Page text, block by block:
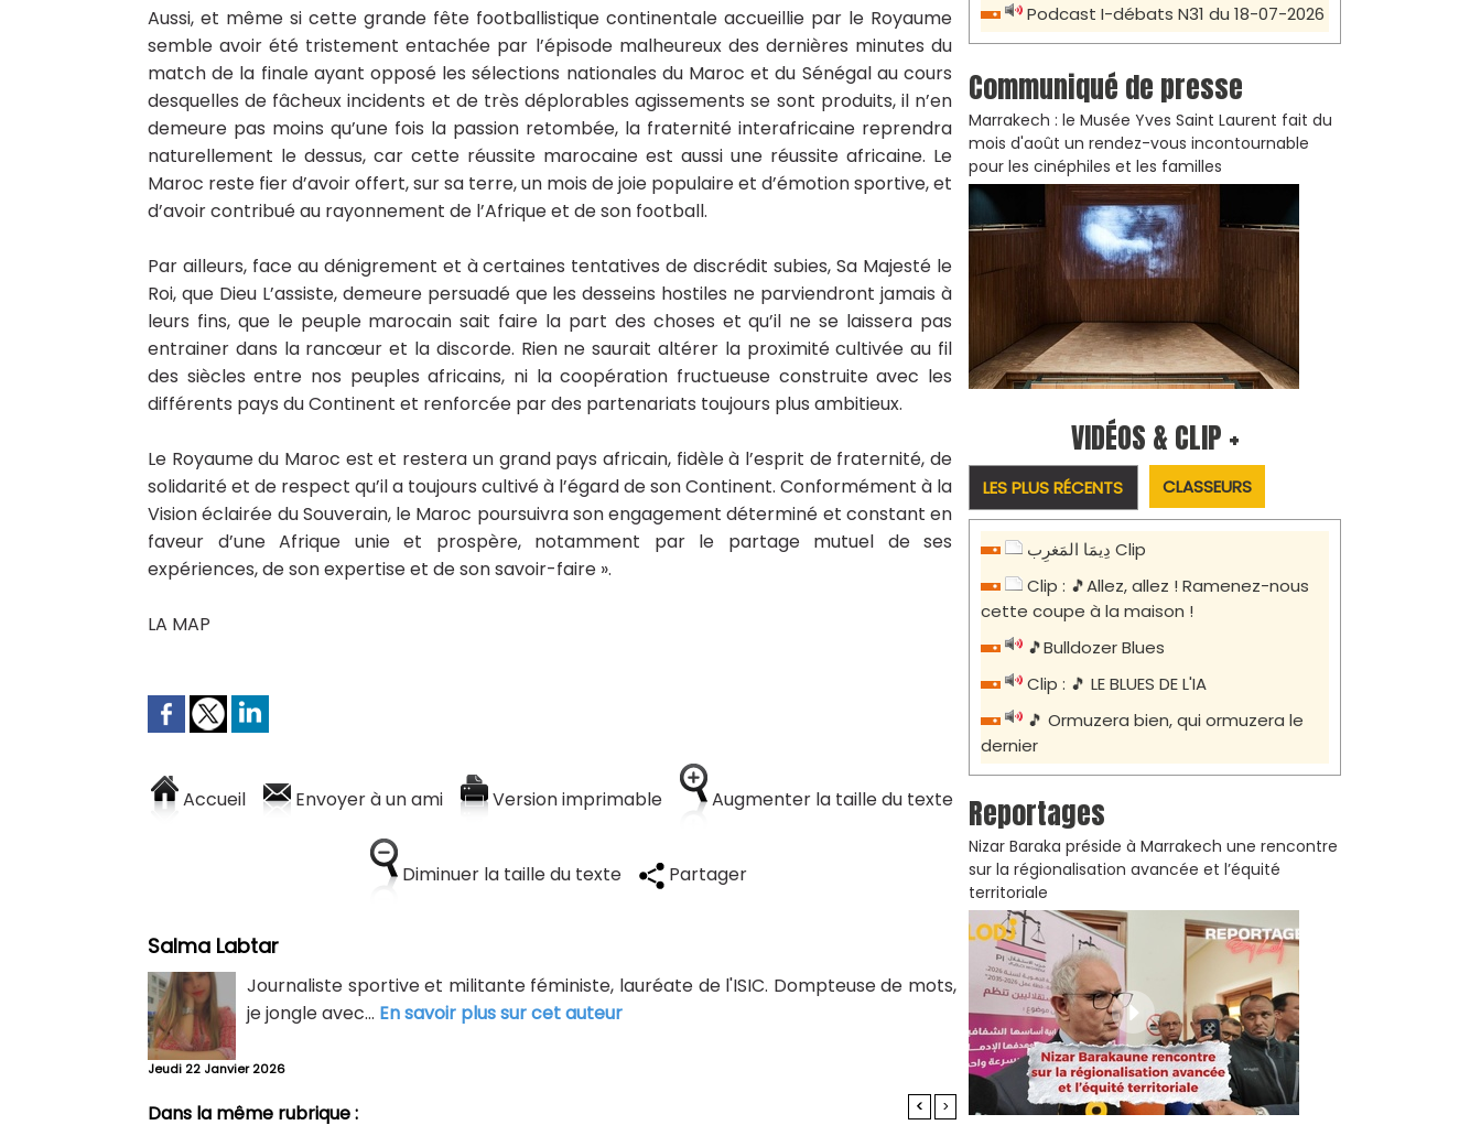
Aussi, et même si cette grande fête footballistique continentale accueillie par le Royaume
semble avoir été tristement entachée par l’épisode malheureux des dernières minutes du
match de la finale ayant opposé les sélections nationales du Maroc et du Sénégal au cours
desquelles de fâcheux incidents et de très déplorables agissements se sont produits, il n’en
demeure pas moins qu’une fois la passion retombée, la fraternité interafricaine reprendra
naturellement le dessus, car cette réussite marocaine est aussi une réussite africaine. Le
Maroc reste fier d’avoir offert, sur sa terre, un mois de joie populaire et d’émotion sportive, et
d’avoir contribué au rayonnement de l’Afrique et de son football.
Par ailleurs, face au dénigrement et à certaines tentatives de discrédit subies, Sa Majesté le
Roi, que Dieu L’assiste, demeure persuadé que les desseins hostiles ne parviendront jamais à
leurs fins, que le peuple marocain sait faire la part des choses et qu’il ne se laissera pas
entrainer dans la rancœur et la discorde. Rien ne saurait altérer la proximité cultivée au fil
des siècles entre nos peuples africains, ni la coopération fructueuse construite avec les
différents pays du Continent et renforcée par des partenariats toujours plus ambitieux.
Le Royaume du Maroc est et restera un grand pays africain, fidèle à l’esprit de fraternité, de
solidarité et de respect qu’il a toujours cultivé à l’égard de son Continent. Conformément à la
Vision éclairée du Souverain, le Maroc poursuivra son engagement déterminé et constant en
faveur d’une Afrique unie et prospère, notamment par le partage mutuel de ses
expériences, de son expertise et de son savoir-faire ».
LA MAP
Accueil Envoyer à un ami Version imprimable Augmenter la taille du texte
Diminuer la taille du texte Partager
Salma Labtar
Journaliste sportive et militante féministe, lauréate de l'ISIC. Dompteuse de mots,
je jongle avec... En savoir plus sur cet auteur
Jeudi 22 Janvier 2026
Dans la même rubrique : < >
Podcast I-débats N31 du 18-07-2026
Communiqué de presse
Marrakech : le Musée Yves Saint Laurent fait du
mois d'août un rendez-vous incontournable
pour les cinéphiles et les familles
VIDÉOS & CLIP +
LES PLUS RÉCENTS CLASSEURS
دِيمَا المَغرِب Clip
Clip : 🎵Allez, allez ! Ramenez-nous
cette coupe à la maison !
🎵Bulldozer Blues
Clip : 🎵 LE BLUES DE L'IA
🎵 Ormuzera bien, qui ormuzera le
dernier
Reportages
Nizar Baraka préside à Marrakech une rencontre
sur la régionalisation avancée et l’équité
territoriale